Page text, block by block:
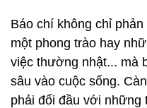
Báo chí không chỉ
một phong trào hay
việc thường nhật... mà
sâu vào cuộc sống.
phải đối đầu với những